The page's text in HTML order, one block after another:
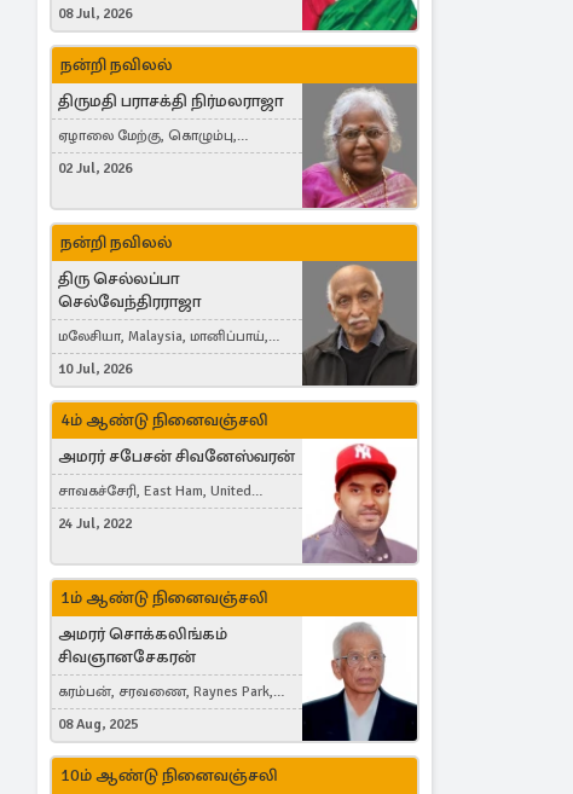
08 Jul, 2026
நன்றி நவிலல்
திருமதி பராசக்தி நிர்மலராஜா
ஏழாலை மேற்கு, கொழும்பு,
தங்காலை, London, United Kingdom
02 Jul, 2026
நன்றி நவிலல்
திரு செல்லப்பா
செல்வேந்திரராஜா
மலேசியா, Malaysia, மானிப்பாய்,
Duisburg, Germany, London, United
Kingdom
10 Jul, 2026
4ம் ஆண்டு நினைவஞ்சலி
அமரர் சபேசன் சிவனேஸ்வரன்
சாவகச்சேரி, East Ham, United
Kingdom
24 Jul, 2022
1ம் ஆண்டு நினைவஞ்சலி
அமரர் சொக்கலிங்கம்
சிவஞானசேகரன்
கரம்பன், சரவணை, Raynes Park,
London, United Kingdom
08 Aug, 2025
10ம் ஆண்டு நினைவஞ்சலி